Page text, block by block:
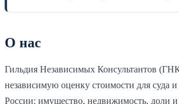
О нас
Гильдия Независимых Консультантов
независимую оценку стоимости для суда
России: имущество, недвижимость, доли и